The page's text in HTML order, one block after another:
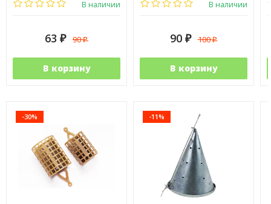
В наличии
63 ₽ 90₽
В корзину
В наличии
90 ₽ 100₽
В корзину
-30% -11%